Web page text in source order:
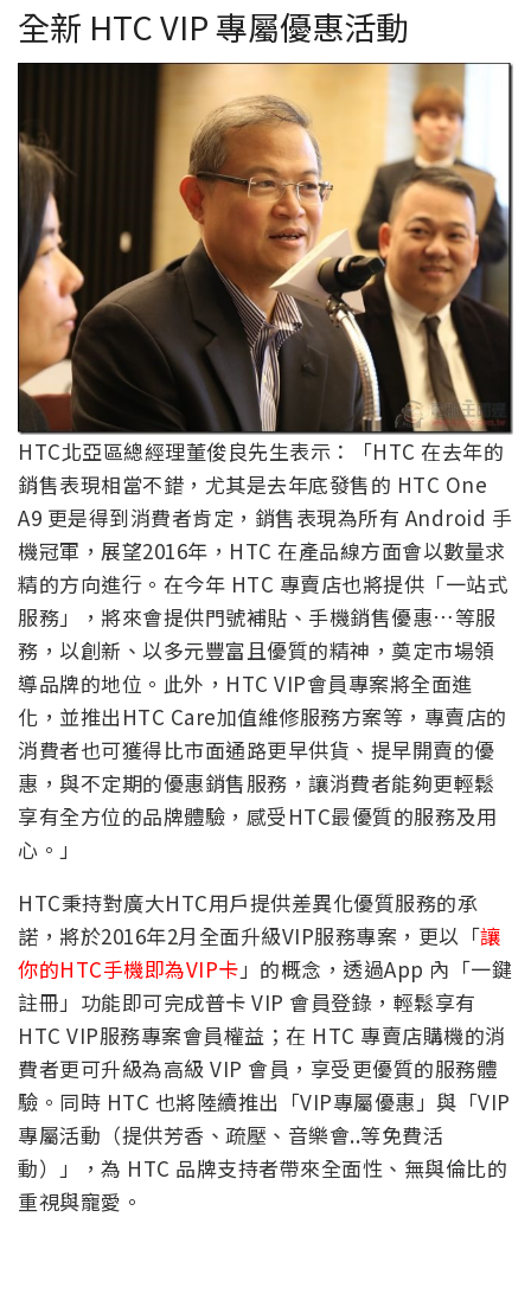
全新 HTC VIP 專屬優惠活動
HTC北亞區總經理董俊良先生表示：「HTC 在去年的
銷售表現相當不錯，尤其是去年底發售的 HTC One
A9 更是得到消費者肯定，銷售表現為所有 Android 手
機冠軍，展望2016年，HTC 在產品線方面會以數量求
精的方向進行。在今年 HTC 專賣店也將提供「一站式
服務」，將來會提供門號補貼、手機銷售優惠…等服
務，以創新、以多元豐富且優質的精神，奠定市場領
導品牌的地位。此外，HTC VIP會員專案將全面進
化，並推出HTC Care加值維修服務方案等，專賣店的
消費者也可獲得比市面通路更早供貨、提早開賣的優
惠，與不定期的優惠銷售服務，讓消費者能夠更輕鬆
享有全方位的品牌體驗，感受HTC最優質的服務及用
心。」
HTC秉持對廣大HTC用戶提供差異化優質服務的承
諾，將於2016年2月全面升級VIP服務專案，更以「讓
你的HTC手機即為VIP卡」的概念，透過App 內「一鍵
註冊」功能即可完成普卡 VIP 會員登錄，輕鬆享有
HTC VIP服務專案會員權益；在 HTC 專賣店購機的消
費者更可升級為高級 VIP 會員，享受更優質的服務體
驗。同時 HTC 也將陸續推出「VIP專屬優惠」與「VIP
專屬活動（提供芳香、疏壓、音樂會..等免費活
動）」，為 HTC 品牌支持者帶來全面性、無與倫比的
重視與寵愛。